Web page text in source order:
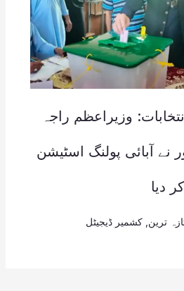
وزیراعظم راجہ
نے آبائی پولنگ اسٹیشن
دیا
ترین کشمیر ڈیجیٹل